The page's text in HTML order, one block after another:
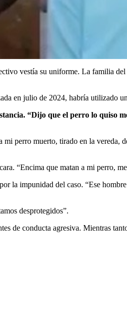
vestía su uniforme. La familia
en julio de 2024, habría utilizado
“Dijo que el perro lo quiso
perro muerto, tirado en la vereda,
“Encima que matan a mi perro,
la impunidad del caso. “Ese
desprotegidos”.
de conducta agresiva. Mientras